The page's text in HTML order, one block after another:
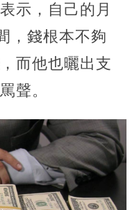
示，自己的月
，錢根本不夠
而他也曬出支
聲。